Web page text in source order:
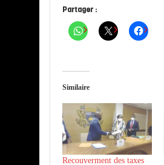
Partager :
Similaire
Recouverment des taxes